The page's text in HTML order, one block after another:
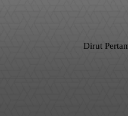
Dirut